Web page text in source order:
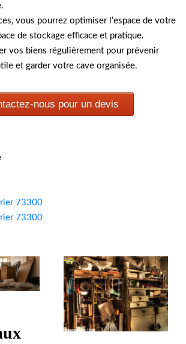
vous pourrez optimiser l’espace de votre
de stockage efficace et pratique.
vos biens régulièrement pour prévenir
et garder votre cave organisée.
nous pour un devis
73300
73300